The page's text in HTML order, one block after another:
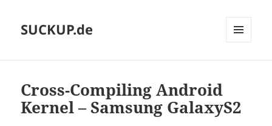
SUCKUP.de
Cross-Compiling Android
Kernel – Samsung GalaxyS2